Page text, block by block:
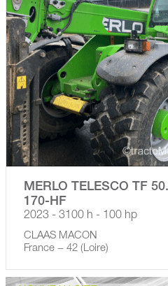
MERLO TELESCO TF
170-HF
2023 - 3100 h - 100 hp
CLAAS MACON
France − 42 (Loire)